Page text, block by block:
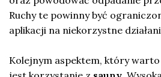
Ruchy te powinny być
aplikacji na niekorzystne
Kolejnym aspektem, który